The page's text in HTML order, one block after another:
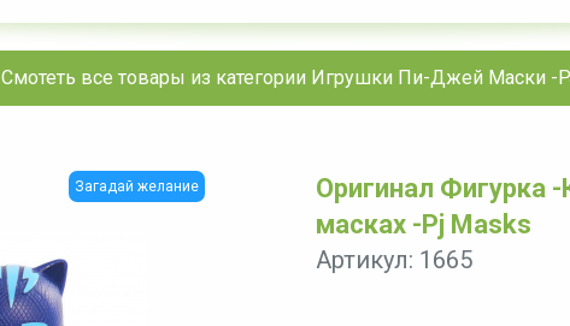
Смотеть все товары из категории Игрушки Пи-Джей Маски -
Загадай желание
Оригинал Фигурка
масках -Pj Masks
Артикул: 1665